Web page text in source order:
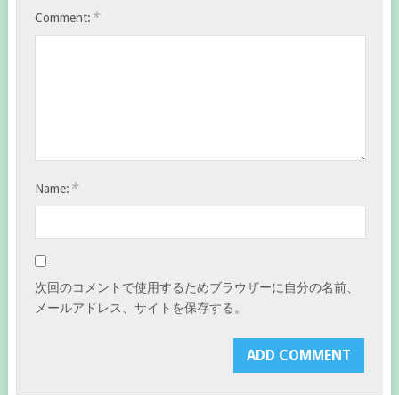
Comment: *
Name: *
次回のコメントで使用するためブラウザーに自分の名前、
メールアドレス、サイトを保存する。